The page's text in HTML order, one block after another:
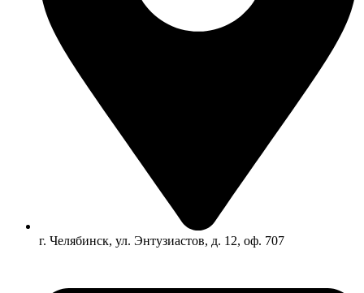
г. Челябинск, ул. Энтузиастов, д. 12, оф. 707